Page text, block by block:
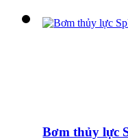
Bơm thủy lực